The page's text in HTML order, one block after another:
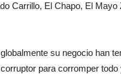
Carrillo, El Chapo, El Mayo
su negocio han
para corromper todo